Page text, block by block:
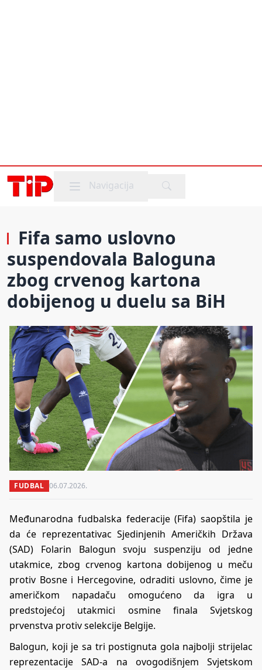
Mobile menu
Navigacija
Fifa samo uslovno
suspendovala Baloguna
zbog crvenog kartona
dobijenog u duelu sa BiH
FUDBAL 06.07.2026.
Međunarodna fudbalska federacije (Fifa) saopštila je
da će reprezentativac Sjedinjenih Američkih Država
(SAD) Folarin Balogun svoju suspenziju od jedne
utakmice, zbog crvenog kartona dobijenog u meču
protiv Bosne i Hercegovine, odraditi uslovno, čime je
američkom napadaču omogućeno da igra u
predstojećoj utakmici osmine finala Svjetskog
prvenstva protiv selekcije Belgije.
Balogun, koji je sa tri postignuta gola najbolji strijelac
reprezentacije SAD-a na ovogodišnjem Svjetskom